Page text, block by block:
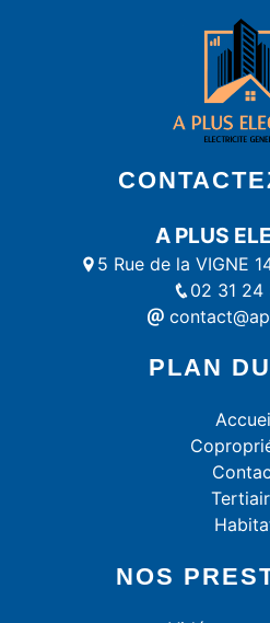
A PLUS
5 Rue de la VIGNE
02 31 24
PLAN
NOS